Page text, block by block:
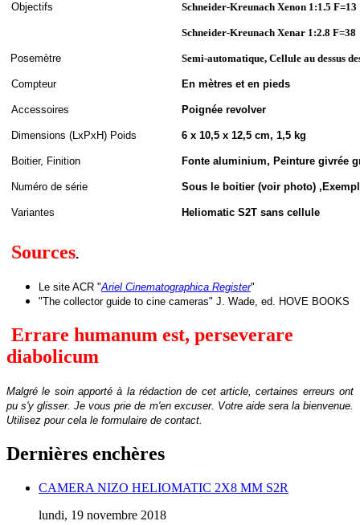
Objectifs
Schneider-Kreunach Xenon 1:1.5 F=13
Schneider-Kreunach Xenar 1:2.8 F=38
Posemètre Semi-automatique, Cellule au dessus
Compteur En mètres et en pieds
Accessoires Poignée revolver
Dimensions (LxPxH) Poids 6 x 10,5 x 12,5 cm, 1,5 kg
Boitier, Finition Fonte aluminium, Peinture givrée
Numéro de série Sous le boitier (voir photo)
Variantes Heliomatic S2T sans cellule
Sources.
Le site ACR "Ariel Cinematographica Register"
"The collector guide to cine cameras" J. Wade, ed. HOVE BOOKS
Errare humanum est, perseverare
diabolicum
Malgré le soin apporté à la rédaction de cet article, certaines erreurs ont
pu s'y glisser. Je vous prie de m'en excuser. Votre aide sera la bienvenue
Utilisez pour cela le formulaire de contact.
Dernières enchères
CAMERA NIZO HELIOMATIC 2X8 MM S2R
lundi, 19 novembre 2018